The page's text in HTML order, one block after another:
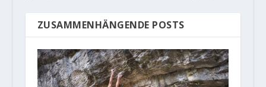
ZUSAMMENHÄNGENDE POSTS